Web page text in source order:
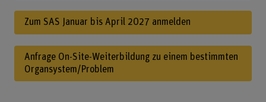
Zum SAS Januar bis April 2027 anmelden
Anfrage On-Site-Weiterbildung zu einem bestimmten
Organsystem/Problem